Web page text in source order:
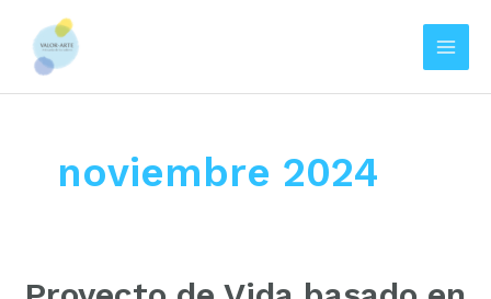
Ir
Main
noviembre 2024